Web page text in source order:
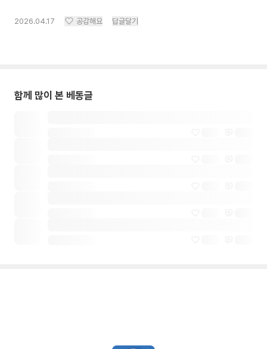
2026.04.17 공감해요 답글달기
함께 많이 본 베동글